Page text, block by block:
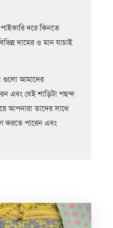
দরে কিনতে
দামের ও মান যাচাই
গুলো আমাদের
এবং যেই শাড়িটা পছন্দ
আপনারা তাদের সাথে
করতে পারেন এবং